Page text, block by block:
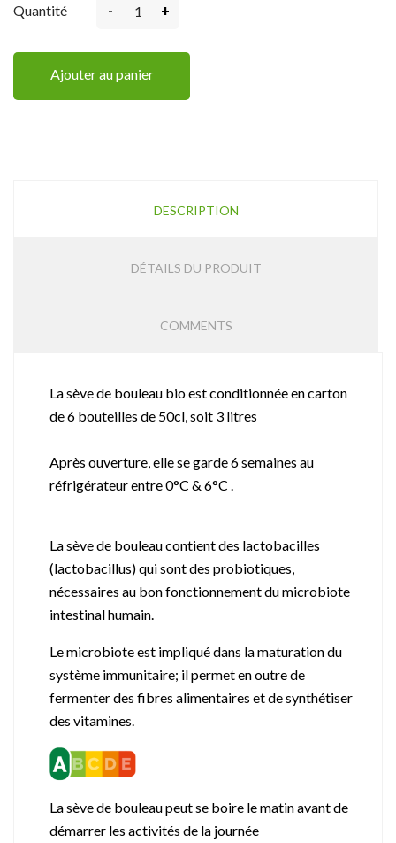
Quantité - +
Ajouter au panier
DESCRIPTION
DÉTAILS DU PRODUIT
COMMENTS
La sève de bouleau bio est conditionnée en carton
de 6 bouteilles de 50cl, soit 3 litres
Après ouverture, elle se garde 6 semaines au
réfrigérateur entre 0°C & 6°C .
La sève de bouleau contient des lactobacilles
(lactobacillus) qui sont des probiotiques,
nécessaires au bon fonctionnement du microbiote
intestinal humain.
Le microbiote est impliqué dans la maturation du
système immunitaire; il permet en outre de
fermenter des fibres alimentaires et de synthétiser
des vitamines.
La sève de bouleau peut se boire le matin avant de
démarrer les activités de la journée